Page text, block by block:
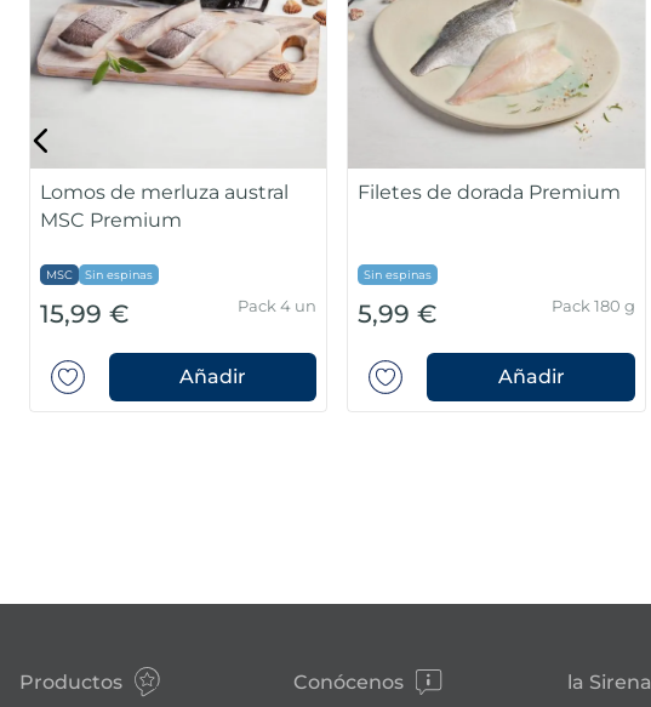
Lomos de merluza austral
MSC Premium
MSC Sin espinas
15,99 € Pack 4 un
Añadir
Filetes de dorada Premium
Sin espinas
5,99 € Pack 180 g
Añadir
Productos Conócenos la Sirena